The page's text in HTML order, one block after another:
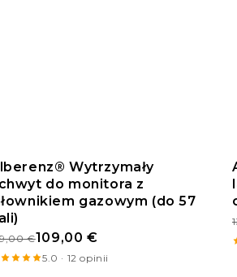
PROMOCJA
Wytrzymały
do monitora z
gazowym (do 57
€109,00 €
5.0 · 12 opinii